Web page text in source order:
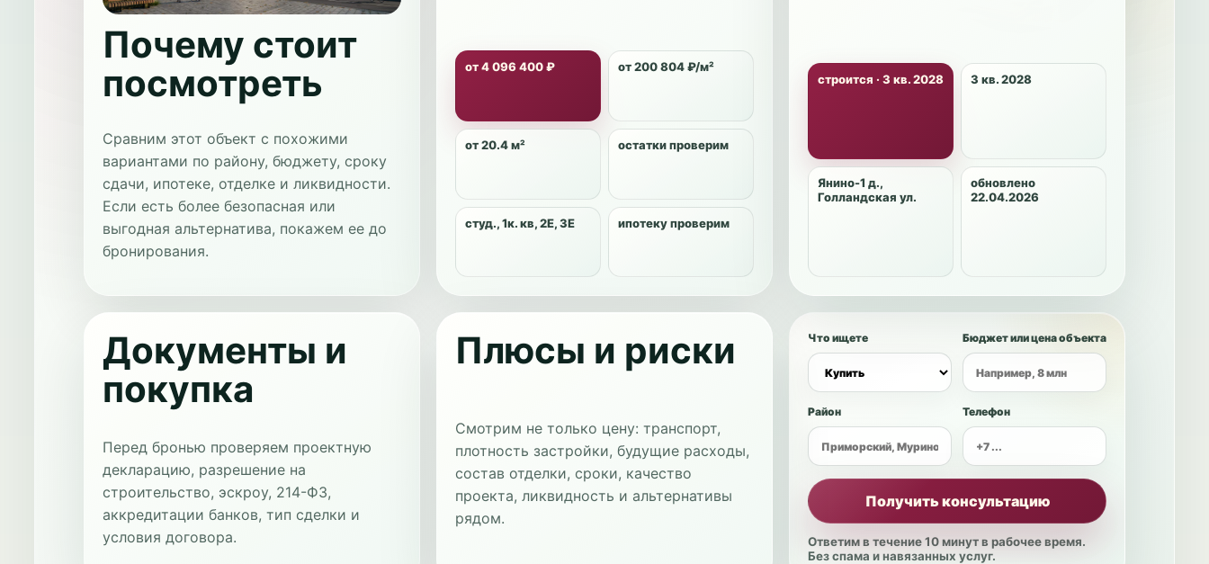
Почему стоит
посмотреть
Сравним этот объект с похожими
вариантами по району, бюджету, сроку
сдачи, ипотеке, отделке и ликвидности.
Если есть более безопасная или
выгодная альтернатива, покажем ее до
бронирования.
от 4 096 400 ₽ от 200 804 ₽/м²
от 20.4 м² остатки проверим
студ., 1к. кв, 2Е, 3Е ипотеку проверим
строится · 3 кв. 2028 3 кв. 2028
Янино-1 д.,
Голландская ул.
обновлено
22.04.2026
Документы и
покупка
Перед бронью проверяем проектную
декларацию, разрешение на
строительство, эскроу, 214-ФЗ,
аккредитации банков, тип сделки и
условия договора.
Плюсы и риски
Смотрим не только цену: транспорт,
плотность застройки, будущие расходы,
состав отделки, сроки, качество
проекта, ликвидность и альтернативы
рядом.
Что ищете Бюджет или цена объекта
Район Телефон
Получить консультацию
Ответим в течение 10 минут в рабочее время.
Без спама и навязанных услуг.